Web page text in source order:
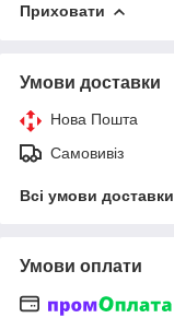
Приховати
Умови доставки
Нова Пошта
Самовивіз
Всі умови доставки
Умови оплати